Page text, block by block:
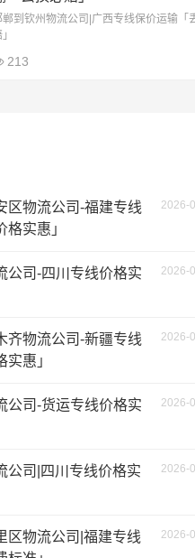
场透明价，仅供参考，不
尺寸（米）
郸到钦州物流公司|广西专线保价运输「
213
2026-
区物流公司-福建专线
实惠」
2026-
公司-四川专线价格实
2026-
齐物流公司-新疆专线
惠」
2026-
公司-货运专线价格实
2026-
公司|四川专线价格实
2026-
区物流公司|福建专线